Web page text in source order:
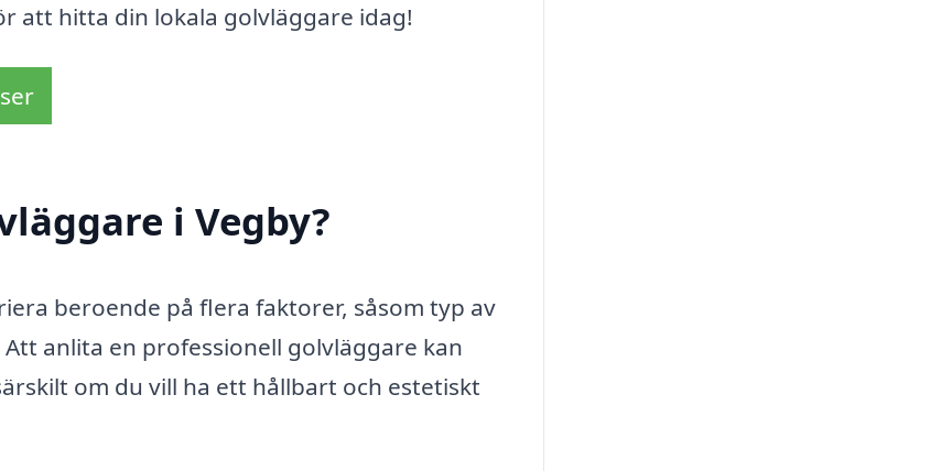
att hitta din lokala golvläggare idag!
i Vegby?
beroende på flera faktorer, såsom typ av
anlita en professionell golvläggare kan
om du vill ha ett hållbart och estetiskt